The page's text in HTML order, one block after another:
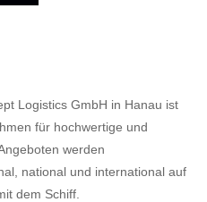
Logistics GmbH in Hanau ist
für hochwertige und
werden
national und international auf
dem Schiff.